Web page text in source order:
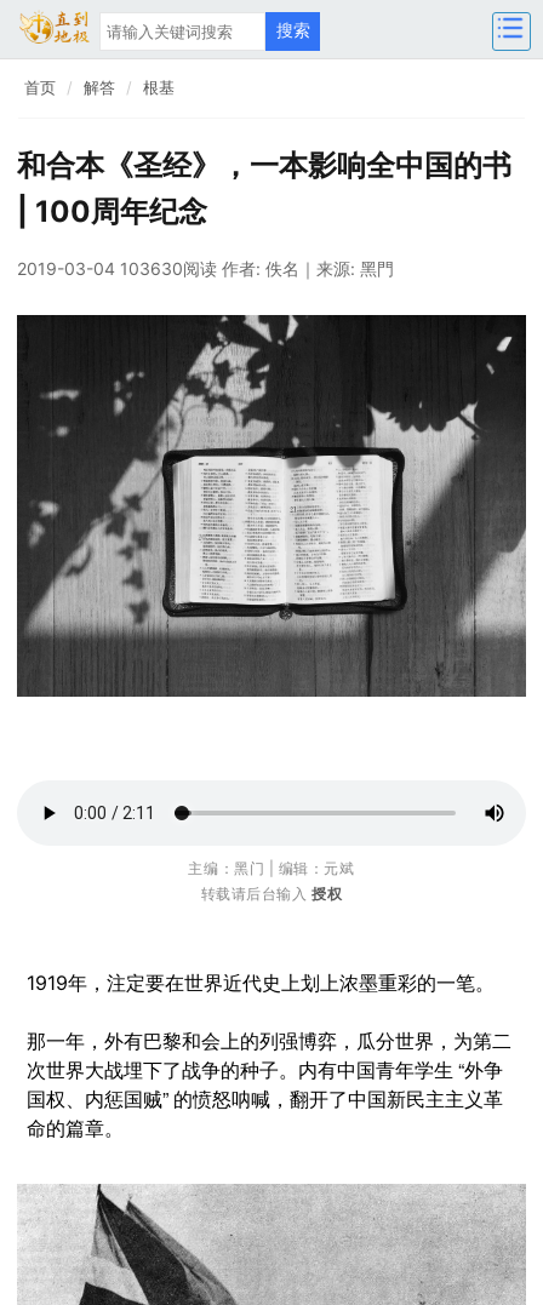
首页 解答 根基
和合本《圣经》，一本影响全中国的书
| 100周年纪念
2019-03-04 103630阅读 作者: 佚名 ｜来源: 黑門
主编：黑门 | 编辑：元斌
转载请后台输入授权
1919年，注定要在世界近代史上划上浓墨重彩的一笔。
那一年，外有巴黎和会上的列强博弈，瓜分世界，为第二
次世界大战埋下了战争的种子。 内有中国青年学生 “外争
国权、内惩国贼” 的愤怒呐喊，翻开了中国新民主主义革
命的篇章。